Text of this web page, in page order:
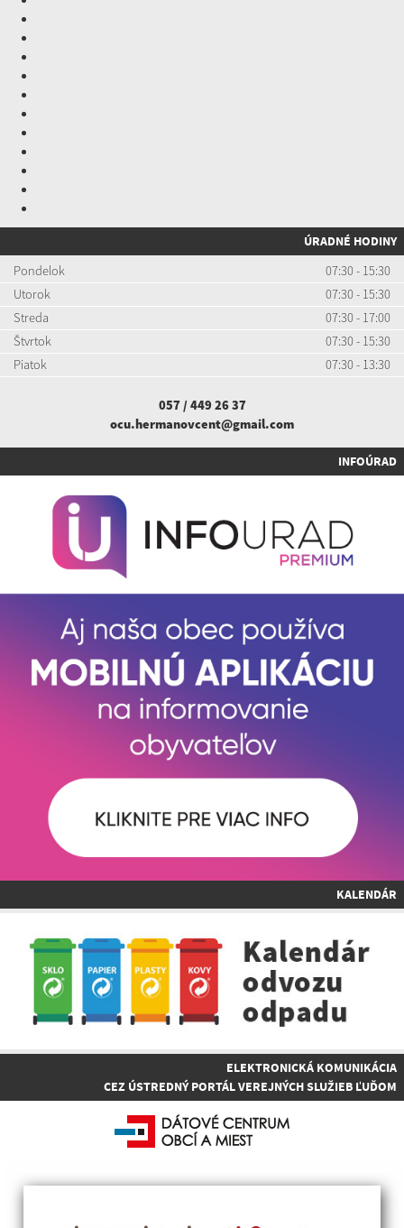
ÚRADNÉ HODINY
Pondelok
07:30 - 15:30
Utorok
07:30 - 15:30
Streda
07:30 - 17:00
Štvrtok
07:30 - 15:30
Piatok
07:30 - 13:30
057 / 449 26 37
ocu.hermanovcent@gmail.com
INFOÚRAD
KALENDÁR
ELEKTRONICKÁ KOMUNIKÁCIA
CEZ ÚSTREDNÝ PORTÁL VEREJNÝCH SLUŽIEB ĽUĎOM